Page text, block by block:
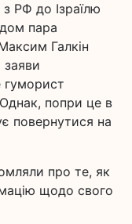
РФ до Ізраїлю
пара
Галкін
заяви
гуморист
попри це в
повернутися на
про те, як
щодо свого